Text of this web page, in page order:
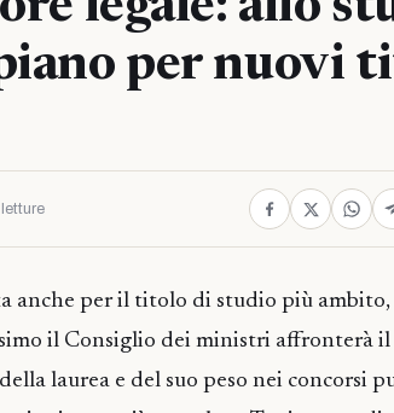
per nuovi
anche per il titolo di studio più ambito,
il Consiglio dei ministri affronterà il
laurea e del suo peso nei concorsi